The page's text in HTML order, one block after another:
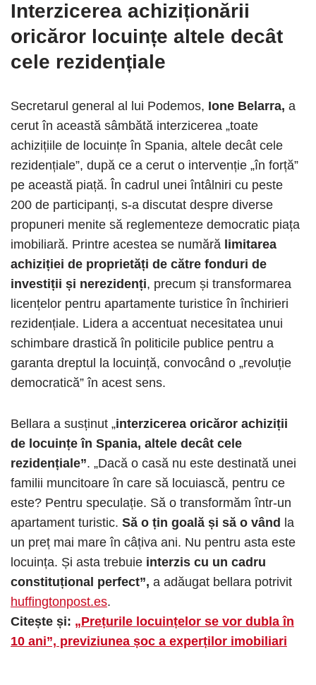
Interzicerea achiziționării
oricăror locuințe altele decât
cele rezidențiale
Secretarul general al lui Podemos, Ione Belarra, a
cerut în această sâmbătă interzicerea „toate
achizițiile de locuințe în Spania, altele decât cele
rezidențiale”, după ce a cerut o intervenție „în forță”
pe această piață. În cadrul unei întâlniri cu peste
200 de participanți, s-a discutat despre diverse
propuneri menite să reglementeze democratic piața
imobiliară. Printre acestea se numără limitarea
achiziției de proprietăți de către fonduri de
investiții și nerezidenți, precum și transformarea
licențelor pentru apartamente turistice în închirieri
rezidențiale. Lidera a accentuat necesitatea unui
schimbare drastică în politicile publice pentru a
garanta dreptul la locuință, convocând o „revoluție
democratică” în acest sens.
Bellara a susținut „interzicerea oricăror achiziții
de locuințe în Spania, altele decât cele
rezidențiale”. „Dacă o casă nu este destinată unei
familii muncitoare în care să locuiască, pentru ce
este? Pentru speculație. Să o transformăm într-un
apartament turistic. Să o țin goală și să o vând la
un preț mai mare în câțiva ani. Nu pentru asta este
locuința. Și asta trebuie interzis cu un cadru
constituțional perfect”, a adăugat bellara potrivit
huffingtonpost.es.
Citește și: „Prețurile locuințelor se vor dubla în
10 ani”, previziunea șoc a experților imobiliari